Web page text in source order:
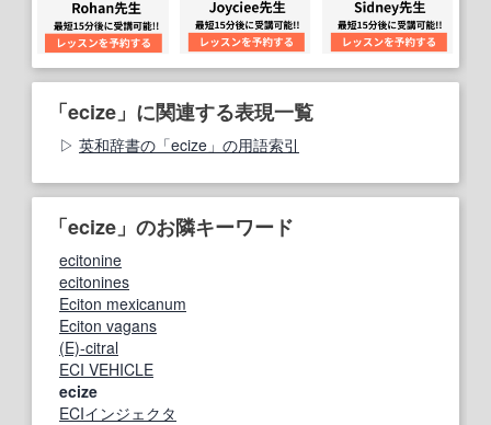
「ecize」に関連する表現一覧
英和辞書の「ecize」の用語索引
「ecize」のお隣キーワード
ecitonine
ecitonines
Eciton mexicanum
Eciton vagans
(E)-citral
ECI VEHICLE
ecize
ECIインジェクタ